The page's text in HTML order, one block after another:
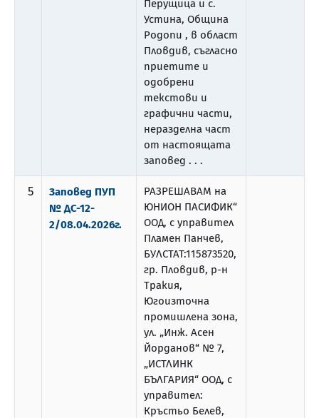
Перущица и с.
Устина, Община
Родопи , в област
Пловдив, съгласно
приетите и
одобрени
текстови и
графични части,
неразделна част
от настоящата
заповед . . .
5
Заповед ПУП
№ ДС-12-
2/08.04.2026г.
РАЗРЕШАВАМ на
ЮНИОН ПАСИФИК“
ООД, с управител
Пламен Панчев,
БУЛСТАТ:115873520,
гр. Пловдив, р-н
Тракия,
Югоизточна
промишлена зона,
ул. „Инж. Асен
Йорданов“ № 7,
„ИСТЛИНК
БЪЛГАРИЯ“ ООД, с
управител:
Кръстьо Белев,